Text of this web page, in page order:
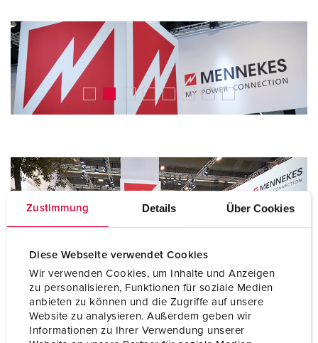
Zustimmung Details Über Cookies
Diese Webseite verwendet Cookies
Wir verwenden Cookies, um Inhalte und Anzeigen
zu personalisieren, Funktionen für soziale Medien
anbieten zu können und die Zugriffe auf unsere
Website zu analysieren. Außerdem geben wir
Informationen zu Ihrer Verwendung unserer